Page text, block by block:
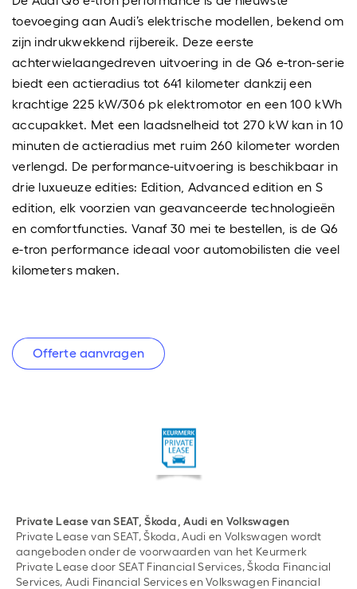
toevoeging aan Audi’s elektrische modellen, bekend om
zijn indrukwekkend rijbereik. Deze eerste
achterwielaangedreven uitvoering in de Q6 e-tron-serie
biedt een actieradius tot 641 kilometer dankzij een
krachtige 225 kW/306 pk elektromotor en een 100 kWh
accupakket. Met een laadsnelheid tot 270 kW kan in 10
minuten de actieradius met ruim 260 kilometer worden
verlengd. De performance-uitvoering is beschikbaar in
drie luxueuze edities: Edition, Advanced edition en S
edition, elk voorzien van geavanceerde technologieën
en comfortfuncties. Vanaf 30 mei te bestellen, is de Q6
e-tron performance ideaal voor automobilisten die veel
kilometers maken.
Offerte aanvragen
Private Lease van SEAT, Škoda, Audi en Volkswagen
Private Lease van SEAT, Škoda, Audi en Volkswagen wordt
aangeboden onder de voorwaarden van het Keurmerk
Private Lease door SEAT Financial Services, Škoda Financial
Services, Audi Financial Services en Volkswagen Financial